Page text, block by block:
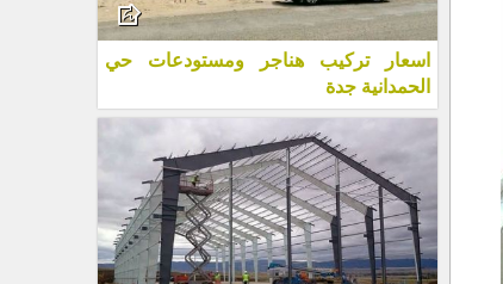
اسعار تركيب هناجر ومستودعات حي
الحمدانية جدة